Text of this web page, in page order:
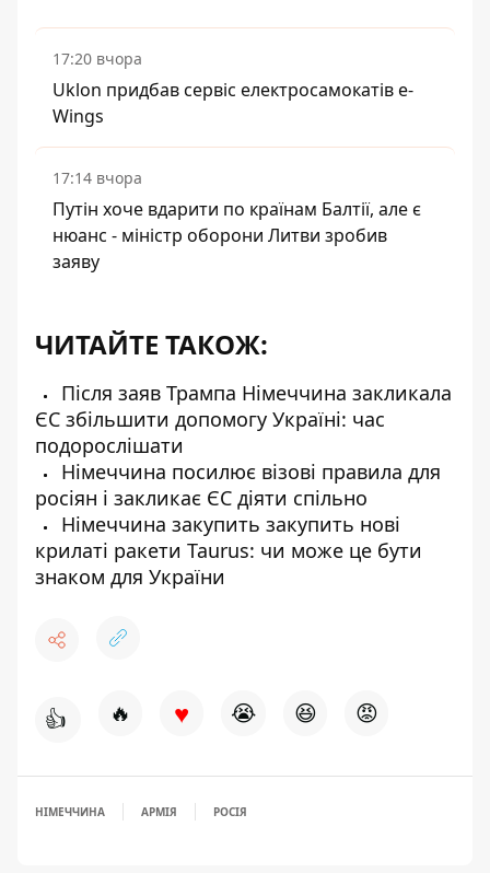
17:20 вчора
Uklon придбав сервіс електросамокатів e-
Wings
17:14 вчора
Путін хоче вдарити по країнам Балтії, але є
нюанс - міністр оборони Литви зробив
заяву
ЧИТАЙТЕ ТАКОЖ:
Після заяв Трампа Німеччина закликала
ЄС збільшити допомогу Україні: час
подорослішати
Німеччина посилює візові правила для
росіян і закликає ЄС діяти спільно
Німеччина закупить закупить нові
крилаті ракети Taurus: чи може це бути
знаком для України
👍 🔥 ♥ 😭 😆 😡
НІМЕЧЧИНА АРМІЯ РОСІЯ